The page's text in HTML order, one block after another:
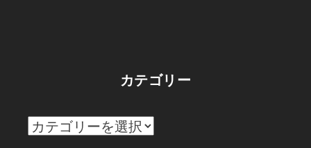
カテゴリー
カ